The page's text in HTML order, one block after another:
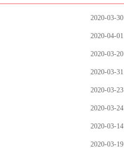
2020-03-30
2020-04-01
2020-03-20
2020-03-31
2020-03-23
2020-03-24
2020-03-14
2020-03-19